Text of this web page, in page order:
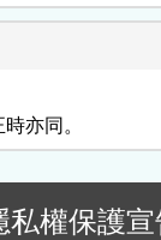
亦同。
私權保護